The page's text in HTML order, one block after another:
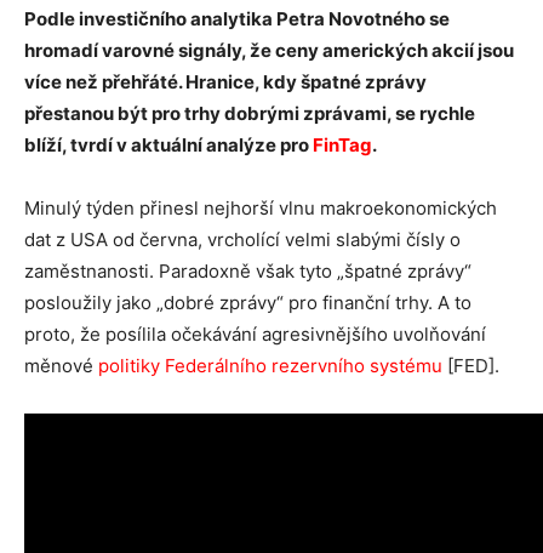
Podle investičního analytika Petra Novotného se
hromadí varovné signály, že ceny amerických akcií jsou
více než přehřáté. Hranice, kdy špatné zprávy
přestanou být pro trhy dobrými zprávami, se rychle
blíží, tvrdí v aktuální analýze pro FinTag.
Minulý týden přinesl nejhorší vlnu makroekonomických
dat z USA od června, vrcholící velmi slabými čísly o
zaměstnanosti. Paradoxně však tyto „špatné zprávy“
posloužily jako „dobré zprávy“ pro finanční trhy. A to
proto, že posílila očekávání agresivnějšího uvolňování
měnové politiky Federálního rezervního systému [FED].